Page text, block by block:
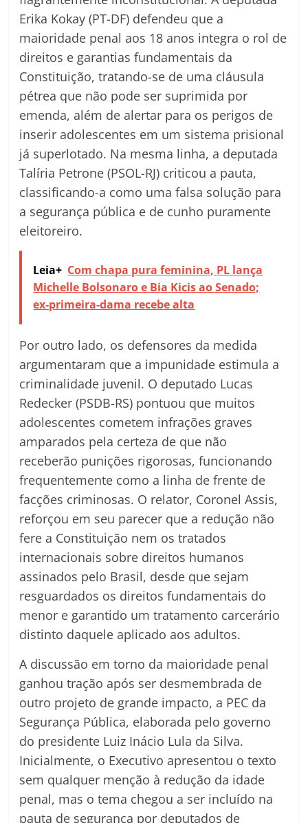
Erika Kokay (PT-DF) defendeu que a
maioridade penal aos 18 anos integra o rol de
direitos e garantias fundamentais da
Constituição, tratando-se de uma cláusula
pétrea que não pode ser suprimida por
emenda, além de alertar para os perigos de
inserir adolescentes em um sistema prisional
já superlotado. Na mesma linha, a deputada
Talíria Petrone (PSOL-RJ) criticou a pauta,
classificando-a como uma falsa solução para
a segurança pública e de cunho puramente
eleitoreiro.
Leia+ Com chapa pura feminina, PL lança
Michelle Bolsonaro e Bia Kicis ao Senado;
ex-primeira-dama recebe alta
Por outro lado, os defensores da medida
argumentaram que a impunidade estimula a
criminalidade juvenil. O deputado Lucas
Redecker (PSDB-RS) pontuou que muitos
adolescentes cometem infrações graves
amparados pela certeza de que não
receberão punições rigorosas, funcionando
frequentemente como a linha de frente de
facções criminosas. O relator, Coronel Assis,
reforçou em seu parecer que a redução não
fere a Constituição nem os tratados
internacionais sobre direitos humanos
assinados pelo Brasil, desde que sejam
resguardados os direitos fundamentais do
menor e garantido um tratamento carcerário
distinto daquele aplicado aos adultos.
A discussão em torno da maioridade penal
ganhou tração após ser desmembrada de
outro projeto de grande impacto, a PEC da
Segurança Pública, elaborada pelo governo
do presidente Luiz Inácio Lula da Silva.
Inicialmente, o Executivo apresentou o texto
sem qualquer menção à redução da idade
penal, mas o tema chegou a ser incluído na
pauta de segurança por deputados de